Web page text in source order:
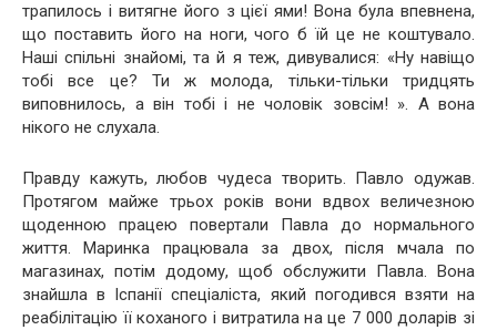
трапилось і витягне його з цієї ями! Вона була впевнена,
що поставить його на ноги, чого б їй це не коштувало.
Наші спільні знайомі, та й я теж, дивувалися: «Ну навіщо
тобі все це? Ти ж молода, тільки-тільки тридцять
виповнилось, а він тобі і не чоловік зовсім! ». А вона
нікого не слухала.
Правду кажуть, любов чудеса творить. Павло одужав.
Протягом майже трьох років вони вдвох величезною
щоденною працею повертали Павла до нормального
життя. Маринка працювала за двох, після мчала по
магазинах, потім додому, щоб обслужити Павла. Вона
знайшла в Іспанії спеціаліста, який погодився взяти на
реабілітацію її коханого і витратила на це 7 000 доларів зі